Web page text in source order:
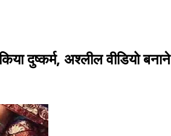
दुष्कर्म, अश्लील वीडियो बनाने